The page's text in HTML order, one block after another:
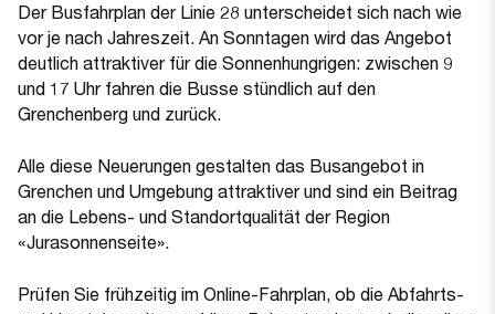
Der Busfahrplan der Linie 28 unterscheidet sich nach wie
vor je nach Jahreszeit. An Sonntagen wird das Angebot
deutlich attraktiver für die Sonnenhungrigen: zwischen 9
und 17 Uhr fahren die Busse stündlich auf den
Grenchenberg und zurück.
Alle diese Neuerungen gestalten das Busangebot in
Grenchen und Umgebung attraktiver und sind ein Beitrag
an die Lebens- und Standortqualität der Region
«Jurasonnenseite».
Prüfen Sie frühzeitig im Online-Fahrplan, ob die Abfahrts-